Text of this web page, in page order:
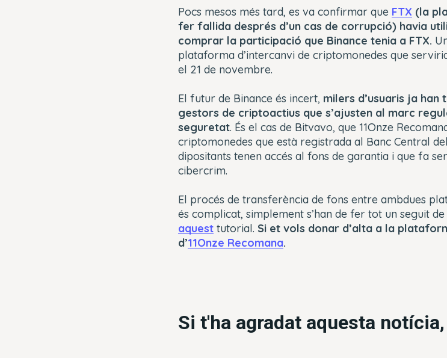
Pocs mesos més tard, es va confirmar que FTX (la
fer fallida després d’un cas de corrupció) havia
comprar la participació que Binance tenia a FTX.
plataforma d’intercanvi de criptomonedes que
el 21 de novembre.
El futur de Binance és incert, milers d’usuaris ja
gestors de criptoactius que s’ajusten al marc
seguretat. És el cas de Bitvavo, que 11Onze
criptomonedes que està registrada al Banc Central
dipositants tenen accés al fons de garantia i que fa
cibercrim.
El procés de transferència de fons entre ambdues
és complicat, simplement s’han de fer tot un seguit
aquest tutorial. Si et vols donar d’alta a la
d’11Onze Recomana.
Si t'ha agradat aquesta